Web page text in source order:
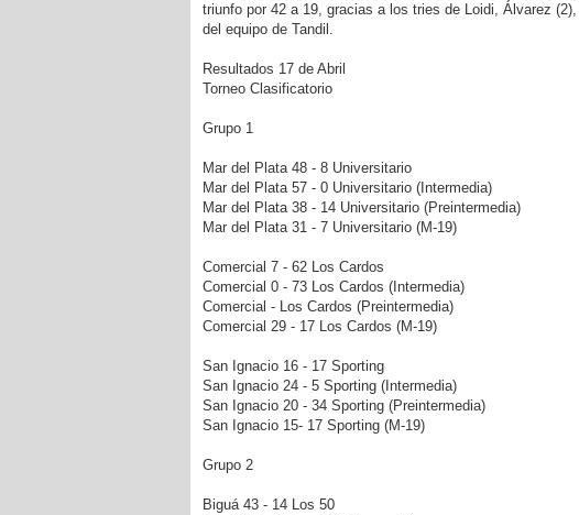
triunfo por 42 a 19, gracias a los tries de Loidi, Álvarez
del equipo de Tandil.
Resultados 17 de Abril
Torneo Clasificatorio
Grupo 1
Mar del Plata 48 - 8 Universitario
Mar del Plata 57 - 0 Universitario (Intermedia)
Mar del Plata 38 - 14 Universitario (Preintermedia)
Mar del Plata 31 - 7 Universitario (M-19)
Comercial 7 - 62 Los Cardos
Comercial 0 - 73 Los Cardos (Intermedia)
Comercial - Los Cardos (Preintermedia)
Comercial 29 - 17 Los Cardos (M-19)
San Ignacio 16 - 17 Sporting
San Ignacio 24 - 5 Sporting (Intermedia)
San Ignacio 20 - 34 Sporting (Preintermedia)
San Ignacio 15- 17 Sporting (M-19)
Grupo 2
Biguá 43 - 14 Los 50